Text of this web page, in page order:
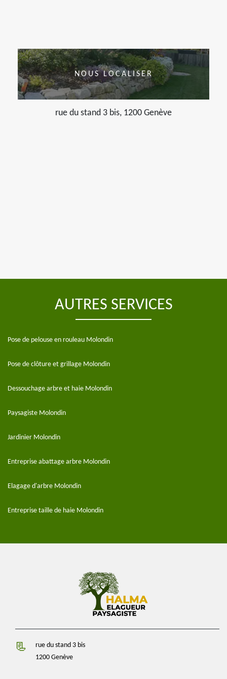
NOUS LOCALISER
rue du stand 3 bis, 1200 Genève
AUTRES SERVICES
Pose de pelouse en rouleau Molondin
Pose de clôture et grillage Molondin
Dessouchage arbre et haie Molondin
Paysagiste Molondin
Jardinier Molondin
Entreprise abattage arbre Molondin
Elagage d'arbre Molondin
Entreprise taille de haie Molondin
rue du stand 3 bis
1200 Genève